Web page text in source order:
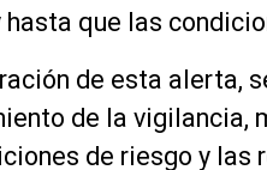
hasta que las
de esta alerta,
de la vigilancia,
de riesgo y